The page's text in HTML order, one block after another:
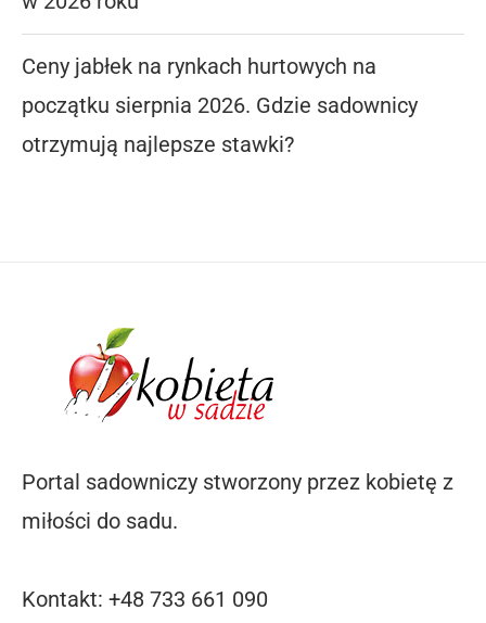
Ceny jabłek na rynkach hurtowych na
początku sierpnia 2026. Gdzie sadownicy
otrzymują najlepsze stawki?
Portal sadowniczy stworzony przez kobietę z
miłości do sadu.
Kontakt: +48 733 661 090